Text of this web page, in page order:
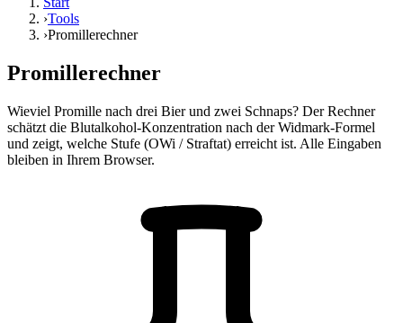
›Tools
›Promillerechner
Promillerechner
Wieviel Promille nach drei Bier und zwei Schnaps? Der Rechner
schätzt die Blutalkohol-Konzentration nach der Widmark-Formel
und zeigt, welche Stufe (OWi / Straftat) erreicht ist. Alle Eingaben
bleiben in Ihrem Browser.